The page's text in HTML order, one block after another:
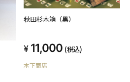
秋田杉木箱（黒）
11,000 (税込)
木下商店